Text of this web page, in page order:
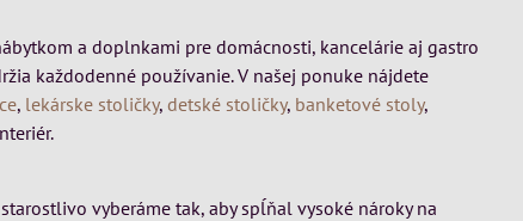
a doplnkami pre domácnosti, kancelárie aj gastro
každodenné používanie. V našej ponuke nájdete
, lekárske stoličky,detské stoličky, banketové stoly,
vyberáme tak, aby spĺňal vysoké nároky na